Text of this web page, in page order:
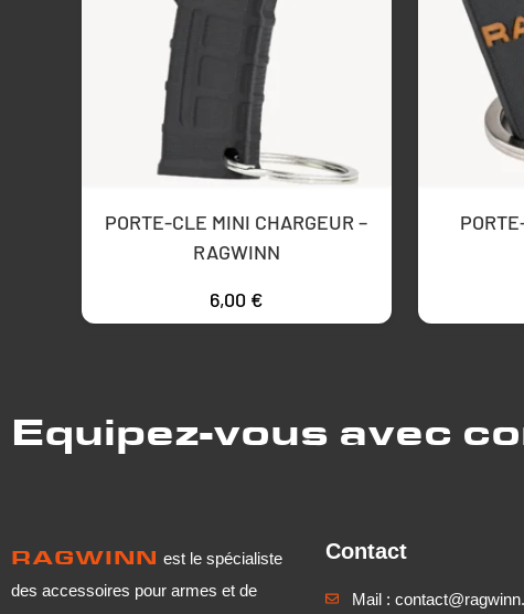
PORTE-CLE MINI CHARGEUR –
RAGWINN
6,00 €
Equipez-vous avec
RAGWINN est le spécialiste
des accessoires pour armes et de
Contact
Mail :